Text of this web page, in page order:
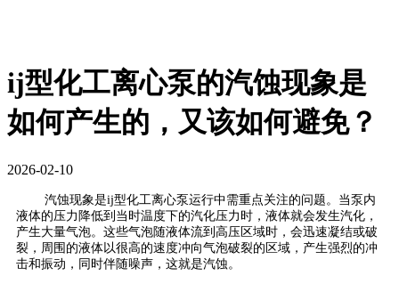
ij型化工离心泵的汽蚀现象是
如何产生的，又该如何避免？
2026-02-10
汽蚀现象是ij型化工离心泵运行中需重点关注的问题。当泵内
液体的压力降低到当时温度下的汽化压力时，液体就会发生汽化，
产生大量气泡。这些气泡随液体流到高压区域时，会迅速凝结或破
裂，周围的液体以很高的速度冲向气泡破裂的区域，产生强烈的冲
击和振动，同时伴随噪声，这就是汽蚀。